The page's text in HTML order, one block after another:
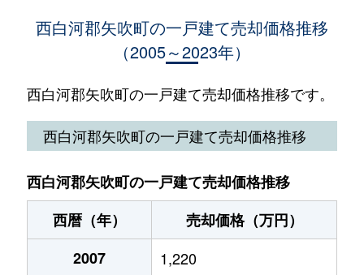
470万円 矢吹
前久保
10万円 矢吹 徒歩1時間15分
西白河郡矢吹町の一戸建て売却価格推移
（2005～2023年）
西白河郡矢吹町の一戸建て売却価格推移です。
西白河郡矢吹町の一戸建て売却価格推移
西白河郡矢吹町の一戸建て売却価格推移
西暦（年）
売却価格（万円）
2007
1,220